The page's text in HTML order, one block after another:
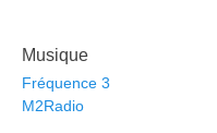
Musique
Fréquence 3
M2Radio